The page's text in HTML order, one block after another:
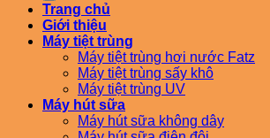
Trang chủ
Giới thiệu
Máy tiệt trùng
Máy tiệt trùng hơi nước Fatz
Máy tiệt trùng sấy khô
Máy tiệt trùng UV
Máy hút sữa
Máy hút sữa không dây